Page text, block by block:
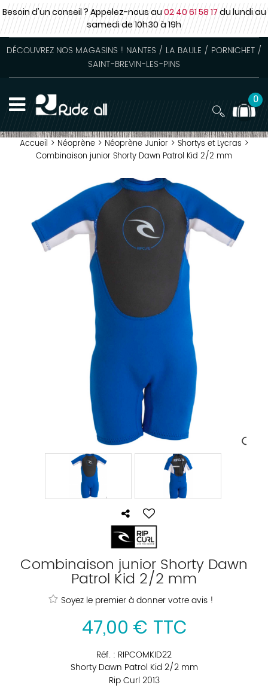
Besoin d'un conseil ? Appelez-nous au02 40 61 58 17du lundi au
samedide 10h30 à 19h
DÉCOUVREZ NOS MAGASINS ! NANTES / LA BAULE / PORNICHET /
SAINT-BREVIN-LES-PINS
0
Accueil > Néoprène > Néoprène Junior > Shortys et Lycras >
Combinaison junior Shorty Dawn Patrol Kid 2/2 mm
Combinaison junior Shorty Dawn
Patrol Kid 2/2 mm
Soyez le premier à donner votre avis !
47,00 € TTC
Réf. : RIPCOMKID22
Shorty Dawn Patrol Kid 2/2 mm
Rip Curl 2013